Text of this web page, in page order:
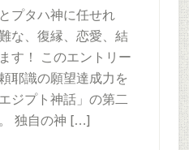
プタハ神に任せれ
な、復縁、恋愛、結
す！ このエントリー
耶識の願望達成力を
ジプト神話」の第二
独自の神 […]